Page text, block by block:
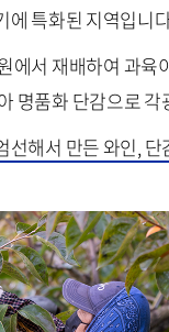
에 특화된 지역입니
에서 재배하여 과육
명품화 단감으로
선해서 만든 와인,